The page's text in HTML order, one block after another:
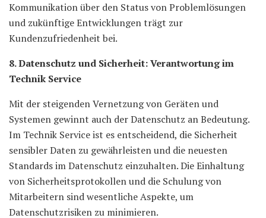
Kommunikation über den Status von Problemlösungen
und zukünftige Entwicklungen trägt zur
Kundenzufriedenheit bei.
8. Datenschutz und Sicherheit: Verantwortung im
Technik Service
Mit der steigenden Vernetzung von Geräten und
Systemen gewinnt auch der Datenschutz an Bedeutung.
Im Technik Service ist es entscheidend, die Sicherheit
sensibler Daten zu gewährleisten und die neuesten
Standards im Datenschutz einzuhalten. Die Einhaltung
von Sicherheitsprotokollen und die Schulung von
Mitarbeitern sind wesentliche Aspekte, um
Datenschutzrisiken zu minimieren.